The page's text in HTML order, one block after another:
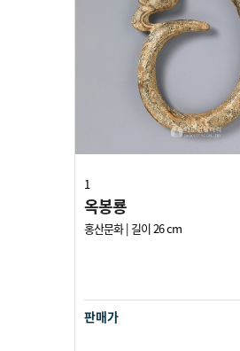
1
옥봉룡
홍산문화 | 길이 26 cm
판매가